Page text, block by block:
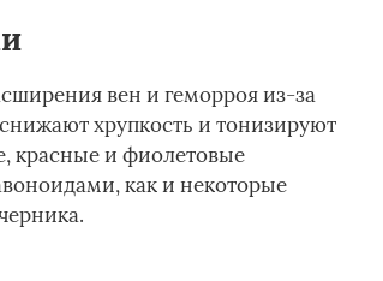
вен и геморроя из-за
хрупкость и тонизируют
красные и фиолетовые
как и некоторые